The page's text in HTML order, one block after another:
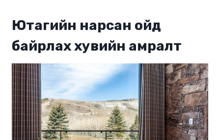
Ютагийн нарсан ойд
байрлах хувийн амралт